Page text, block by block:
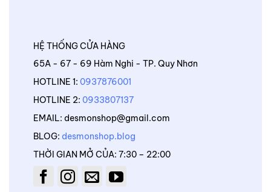
HỆ THỐNG CỬA HÀNG
65A - 67 - 69 Hàm Nghi - TP. Quy Nhơn
HOTLINE 1: 0937876001
HOTLINE 2: 0933807137
EMAIL: desmonshop@gmail.com
BLOG: desmonshop.blog
THỜI GIAN MỞ CỦA: 7:30 – 22:00